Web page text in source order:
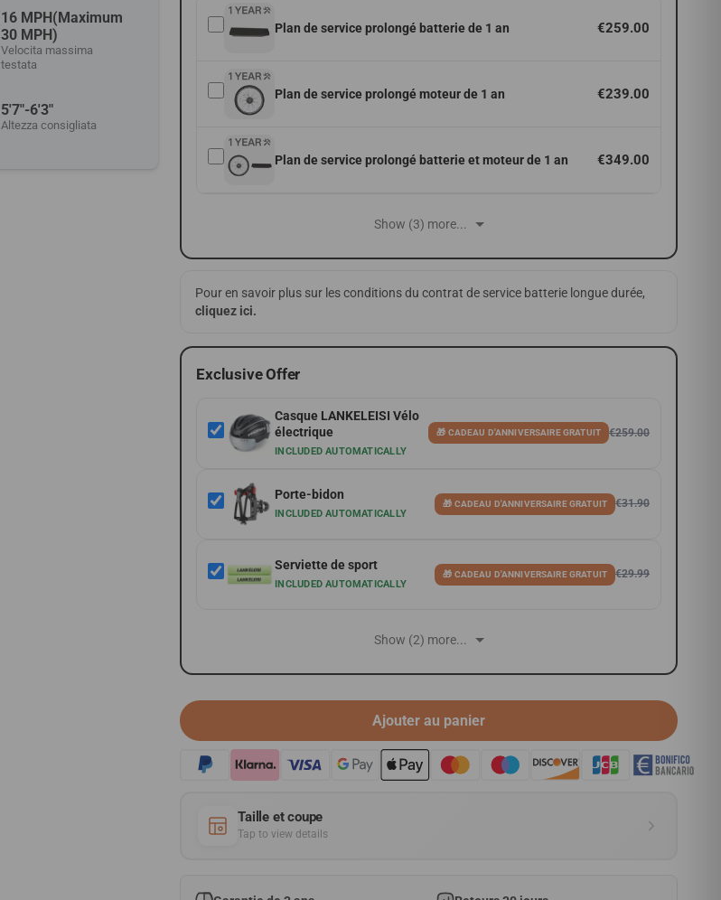
Velocita massima
testata
16 MPH(Maximum
30 MPH)
Altezza consigliata
5'7"-6'3"
Exclusive Offer
Casque LANKELEISI Vélo
électrique
INCLUDED AUTOMATICALLY
🎁 CADEAU D'ANNIVERSAIRE GRATUIT €259.00
Porte-bidon
INCLUDED AUTOMATICALLY
🎁 CADEAU D'ANNIVERSAIRE GRATUIT €31.90
Serviette de sport
INCLUDED AUTOMATICALLY
🎁 CADEAU D'ANNIVERSAIRE GRATUIT €29.99
Show (2) more...
Plan de service prolongé batterie de 1 an €259.00
Plan de service prolongé moteur de 1 an €239.00
Plan de service prolongé batterie et moteur de 1 an €349.00
Show (3) more...
Pour en savoir plus sur les conditions du contrat de service batterie longue durée,
cliquez ici.
Ajouter au panier
Taille et coupe
Tap to view details